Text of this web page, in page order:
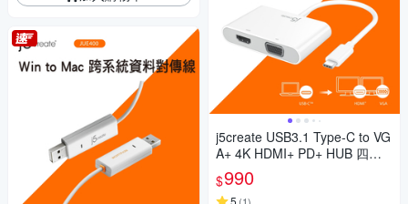
j5create USB3.1 Type-C to VG
A+ 4K HDMI+ PD+ HUB 四合
一螢幕顯示轉接器-JCA175
$990